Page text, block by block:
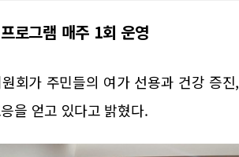
로그램 매주 1회 운영
회가 주민들의 여가 선용과 건강 증진,
을 얻고 있다고 밝혔다.